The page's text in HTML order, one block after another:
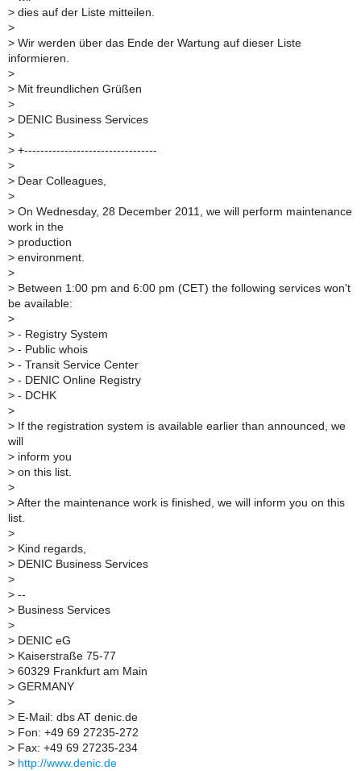
> dies auf der Liste mitteilen.
>
> Wir werden über das Ende der Wartung auf dieser Liste
informieren.
>
> Mit freundlichen Grüßen
>
> DENIC Business Services
>
> +---------------------------------
>
> Dear Colleagues,
>
> On Wednesday, 28 December 2011, we will perform maintenance
work in the
> production
> environment.
>
> Between 1:00 pm and 6:00 pm (CET) the following services won't
be available:
>
> - Registry System
> - Public whois
> - Transit Service Center
> - DENIC Online Registry
> - DCHK
>
> If the registration system is available earlier than announced, we
will
> inform you
> on this list.
>
> After the maintenance work is finished, we will inform you on this
list.
>
> Kind regards,
> DENIC Business Services
>
> --
> Business Services
>
> DENIC eG
> Kaiserstraße 75-77
> 60329 Frankfurt am Main
> GERMANY
>
> E-Mail: dbs AT denic.de
> Fon: +49 69 27235-272
> Fax: +49 69 27235-234
> http://www.denic.de